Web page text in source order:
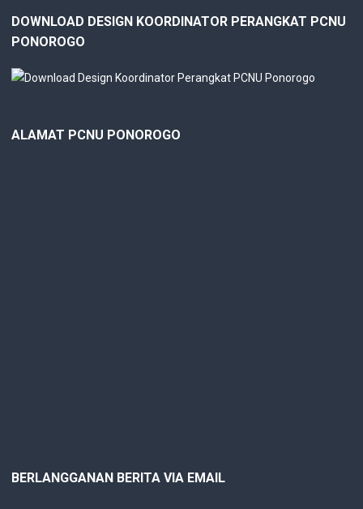
DOWNLOAD DESIGN KOORDINATOR PERANGKAT PCNU
PONOROGO
ALAMAT PCNU PONOROGO
BERLANGGANAN BERITA VIA EMAIL